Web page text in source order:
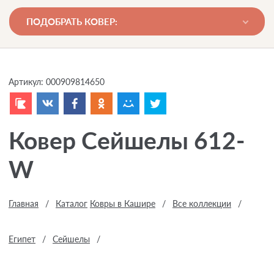
ПОДОБРАТЬ КОВЕР:
Артикул: 000909814650
Ковер Сейшелы 612-
W
Главная / Каталог Ковры в Кашире / Все коллекции /
Египет / Сейшелы /